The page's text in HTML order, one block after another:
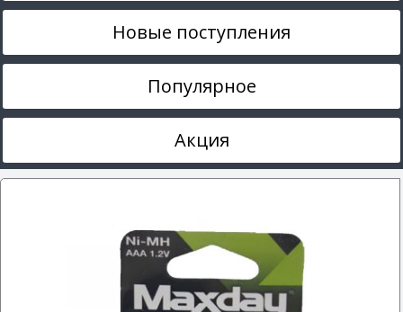
Новые поступления
Популярное
Акция